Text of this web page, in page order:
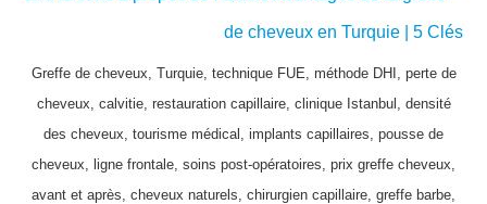
Greffe de cheveux, Turquie, technique FUE, méthode DHI, perte de
cheveux, calvitie, restauration capillaire, clinique Istanbul, densité
des cheveux, tourisme médical, implants capillaires, pousse de
cheveux, ligne frontale, soins post-opératoires, prix greffe cheveux,
avant et après, cheveux naturels, chirurgien capillaire, greffe barbe,